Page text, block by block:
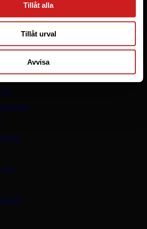
Tillåt alla
Tillåt urval
Avvisa
med WP Guardian